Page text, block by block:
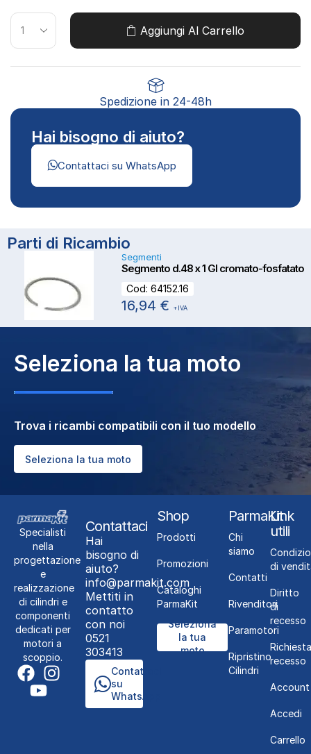
Aggiungi Al Carrello
Spedizione in 24-48h
Hai bisogno di aiuto?
Contattaci su WhatsApp
Parti di Ricambio
Segmenti
Segmento d.48 x 1 GI cromato-fosfatato
Cod: 64152.16
16,94 € +IVA
Seleziona la tua moto
Trova i ricambi compatibili con il tuo modello
Seleziona la tua moto
Specialisti
nella
progettazione
e
realizzazione
di cilindri e
componenti
dedicati per
motori a
scoppio.
Contattaci
Hai
bisogno di
aiuto?
info@parmakit.com
Mettiti in
contatto
con noi
0521
303413
Contattaci
su
WhatsApp
Shop
Prodotti
Promozioni
Cataloghi
ParmaKit
Seleziona
la tua
moto
ParmaKit
Chi
siamo
Contatti
Rivenditori
Paramotori
Ripristino
Cilindri
Link
utili
di
Diritto
di
recesso
Richiesta
recesso
Account
Accedi
Carrello